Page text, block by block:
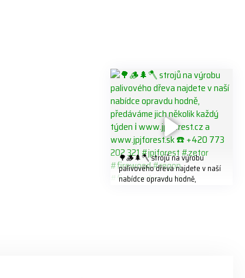
🌳🪵🌲🪓 strojů na výrobu
palivového dřeva najdete v naší
nabídce opravdu hodně,